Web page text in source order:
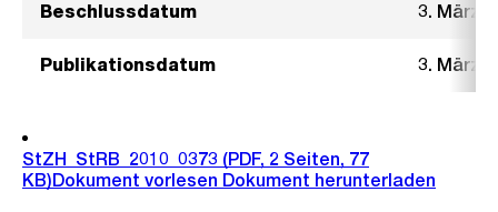
Beschlussdatum 3. März
Publikationsdatum 3. März
StZH_StRB_2010_0373 (PDF, 2 Seiten, 77
KB)Dokument vorlesen Dokument herunterladen